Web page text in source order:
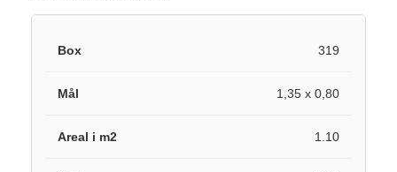
319
1,35 x 0,80
1.10